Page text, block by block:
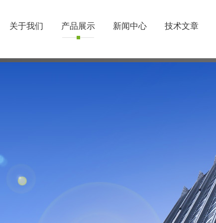
关于我们 产品展示 新闻中心 技术文章